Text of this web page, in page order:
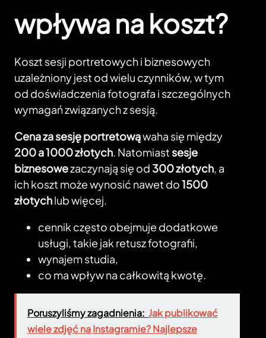
wpływa na koszt?
Koszt sesji portretowych i biznesowych
uzależniony jest od wielu czynników, w tym
od doświadczenia fotografa i szczególnych
wymagań związanych z sesją.
Cena za sesję portretowąwaha się między
200 a 1000 złotych. Natomiastsesje
biznesowezaczynają się od 300 złotych, a
ich koszt może wynosić nawet do1500
złotychlub więcej.
cennik często obejmuje dodatkowe
usługi, takie jak retusz fotografii,
wynajem studia,
co ma wpływ na całkowitą kwotę.
Poruszyliśmy zagadnienia: Jak publikować
wiele zdjęć na Instagramie? Najlepsze